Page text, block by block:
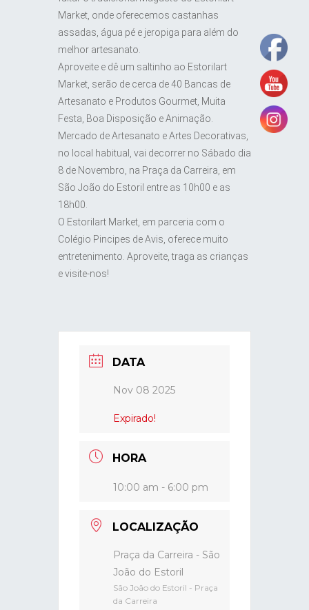
Market, onde oferecemos castanhas
assadas, água pé e jeropiga para além do
melhor artesanato.
Aproveite e dê um saltinho ao Estorilart
Market, serão de cerca de 40 Bancas de
Artesanato e Produtos Gourmet, Muita
Festa, Boa Disposição e Animação.
Mercado de Artesanato e Artes Decorativas,
no local habitual, vai decorrer no Sábado dia
8 de Novembro, na Praça da Carreira, em
São João do Estoril entre as 10h00 e as
18h00.
O Estorilart Market, em parceria com o
Colégio Pincipes de Avis, oferece muito
entretenimento. Aproveite, traga as crianças
e visite-nos!
DATA
Nov 08 2025
Expirado!
HORA
10:00 am - 6:00 pm
LOCALIZAÇÃO
Praça da Carreira - São
João do Estoril
São João do Estoril - Praça
da Carreira